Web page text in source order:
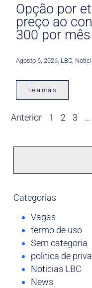
Opção por
preço ao
300 por mês
Agosto 6, 2026 LBC
Leia mais
Anterior 1 2 3 …
Categorias
Vagas
termo de uso
Sem categoria
politica de
Noticias LBC
News